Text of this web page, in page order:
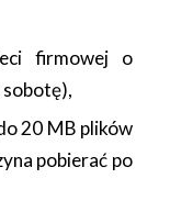
firmowej o
sobotę),
20 MB plików
pobierać po